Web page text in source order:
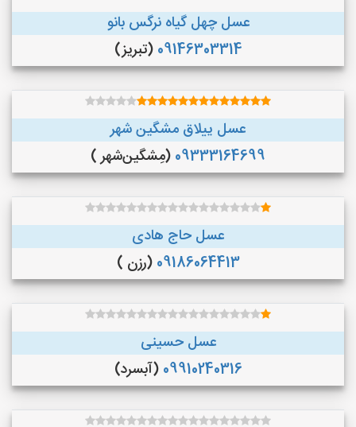
عسل چهل گیاه نرگس بانو
09146303314 (تبریز)
عسل ییلاق مشگین شهر
09333164699 (مِشگین‌شهر )
عسل حاج هادی
09186064413 (رزن )
عسل حسینی
09910240316 (آبسرد)